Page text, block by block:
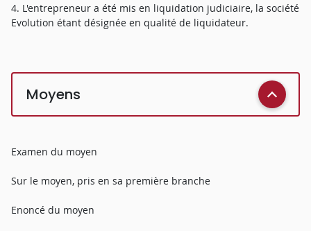
4. L'entrepreneur a été mis en liquidation judiciaire, la société
Evolution étant désignée en qualité de liquidateur.
Moyens
Examen du moyen
Sur le moyen, pris en sa première branche
Enoncé du moyen